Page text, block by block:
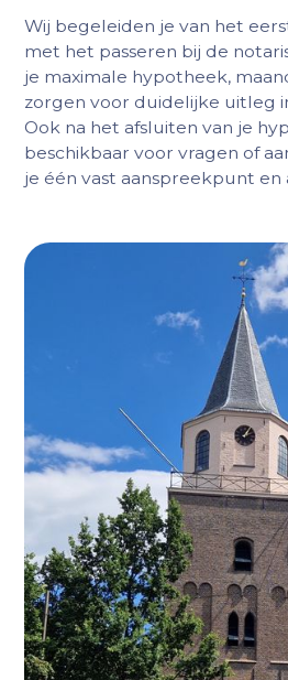
Wij begeleiden je van het
met het passeren bij de
je maximale hypotheek,
zorgen voor duidelijke uitleg
Ook na het afsluiten van je
beschikbaar voor vragen of
je één vast aanspreekpunt en